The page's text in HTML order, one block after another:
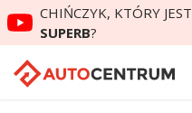
CHIŃCZYK, KTÓRY JEST
SUPERB?